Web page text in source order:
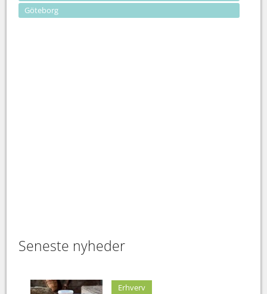
Göteborg
Seneste nyheder
Erhverv